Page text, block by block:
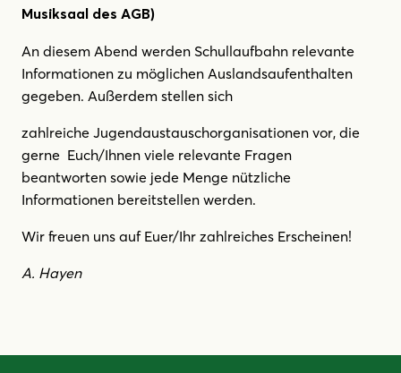
Musiksaal des AGB)
An diesem Abend werden Schullaufbahn relevante
Informationen zu möglichen Auslandsaufenthalten
gegeben. Außerdem stellen sich
zahlreiche Jugendaustauschorganisationen vor, die
gerne Euch/Ihnen viele relevante Fragen
beantworten sowie jede Menge nützliche
Informationen bereitstellen werden.
Wir freuen uns auf Euer/Ihr zahlreiches Erscheinen!
A. Hayen